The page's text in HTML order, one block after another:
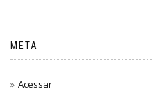
META
Acessar